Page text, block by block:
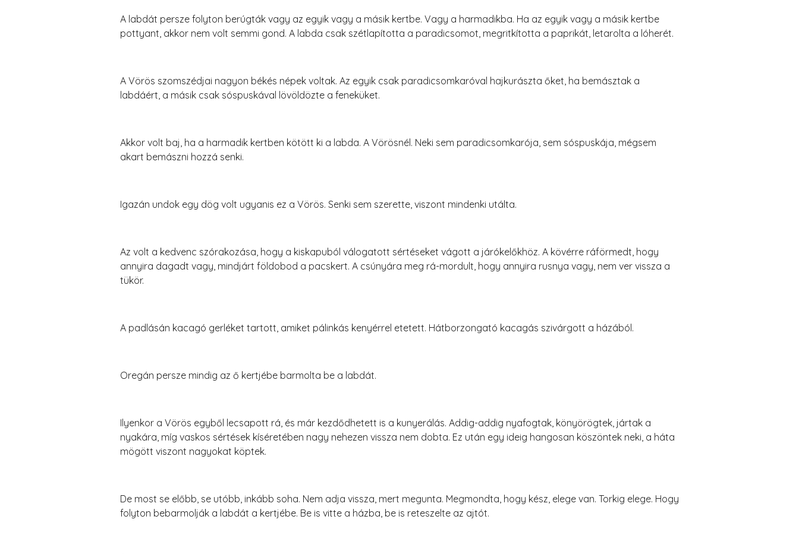
A labdát persze folyton berúgták vagy az egyik vagy a másik kertbe. Vagy a harmadikba. Ha az egyik vagy a másik kertbe
pottyant, akkor nem volt semmi gond. A labda csak szétlapította a paradicsomot, megritkította a paprikát, letarolta a lóherét.
A Vörös szomszédjai nagyon békés népek voltak. Az egyik csak paradicsomkaróval hajkurászta őket, ha bemásztak a
labdáért, a másik csak sóspuskával lövöldözte a feneküket.
Akkor volt baj, ha a harmadik kertben kötött ki a labda. A Vörösnél. Neki sem paradicsomkarója, sem sóspuskája, mégsem
akart bemászni hozzá senki.
Igazán undok egy dög volt ugyanis ez a Vörös. Senki sem szerette, viszont mindenki utálta.
Az volt a kedvenc szórakozása, hogy a kiskapuból válogatott sértéseket vágott a járókelőkhöz. A kövérre ráförmedt, hogy
annyira dagadt vagy, mindjárt földobod a pacskert. A csúnyára meg rá-mordult, hogy annyira rusnya vagy, nem ver vissza a
tükör.
A padlásán kacagó gerléket tartott, amiket pálinkás kenyérrel etetett. Hátborzongató kacagás szivárgott a házából.
Oregán persze mindig az ő kertjébe barmolta be a labdát.
Ilyenkor a Vörös egyből lecsapott rá, és már kezdődhetett is a kunyerálás. Addig-addig nyafogtak, könyörögtek, jártak a
nyakára, míg vaskos sértések kíséretében nagy nehezen vissza nem dobta. Ez után egy ideig hangosan köszöntek neki, a háta
mögött viszont nagyokat köptek.
De most se előbb, se utóbb, inkább soha. Nem adja vissza, mert megunta. Megmondta, hogy kész, elege van. Torkig elege. Hogy
folyton bebarmolják a labdát a kertjébe. Be is vitte a házba, be is reteszelte az ajtót.